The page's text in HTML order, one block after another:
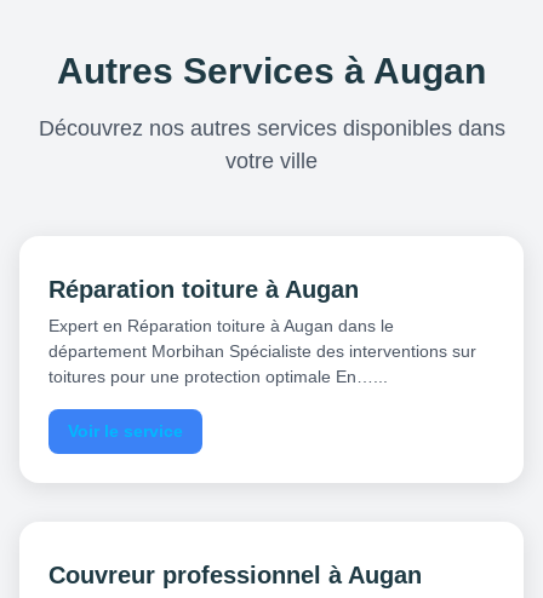
Autres Services à Augan
Découvrez nos autres services disponibles dans
votre ville
Réparation toiture à Augan
Expert en Réparation toiture à Augan dans le
département Morbihan Spécialiste des interventions sur
toitures pour une protection optimale En…...
Voir le service
Couvreur professionnel à Augan